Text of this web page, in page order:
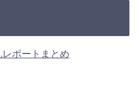
ポートまとめ